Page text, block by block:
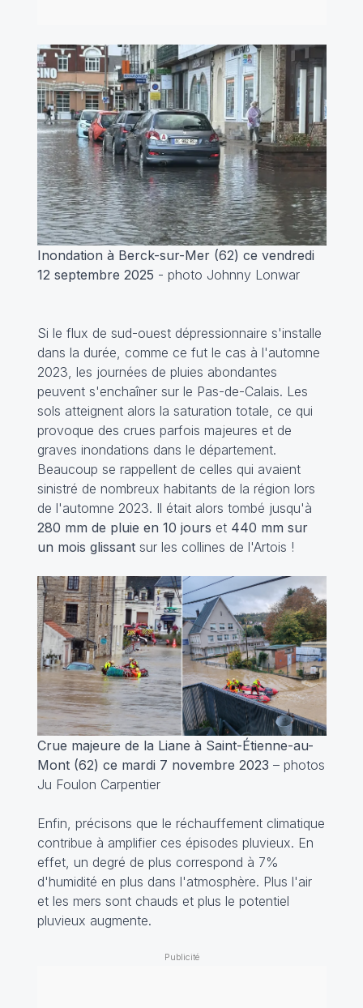
Inondation à Berck-sur-Mer (62) ce vendredi
12 septembre 2025 - photo Johnny Lonwar
Si le flux de sud-ouest dépressionnaire s'installe
dans la durée, comme ce fut le cas à l'automne
2023, les journées de pluies abondantes
peuvent s'enchaîner sur le Pas-de-Calais. Les
sols atteignent alors la saturation totale, ce qui
provoque des crues parfois majeures et de
graves inondations dans le département.
Beaucoup se rappellent de celles qui avaient
sinistré de nombreux habitants de la région lors
de l'automne 2023. Il était alors tombé jusqu'à
280 mm de pluie en 10 jours et 440 mm sur
un mois glissant sur les collines de l'Artois !
Crue majeure de la Liane à Saint-Étienne-au-
Mont (62) ce mardi 7 novembre 2023 – photos
Ju Foulon Carpentier
Enfin, précisons que le réchauffement climatique
contribue à amplifier ces épisodes pluvieux. En
effet, un degré de plus correspond à 7%
d'humidité en plus dans l'atmosphère. Plus l'air
et les mers sont chauds et plus le potentiel
pluvieux augmente.